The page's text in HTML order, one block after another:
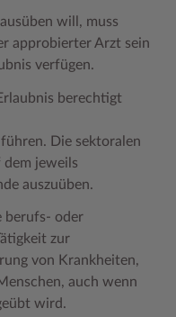
Stormarn
will, muss
approbierter Arzt sein
verfügen.
berechtigt
Die sektoralen
dem jeweils
auszuüben.
berufs- oder
zur
von Krankheiten,
auch wenn
wird.